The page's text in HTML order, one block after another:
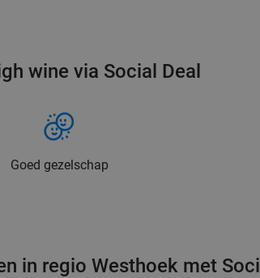
wine via Social Deal
Goed gezelschap
in regio Westhoek met